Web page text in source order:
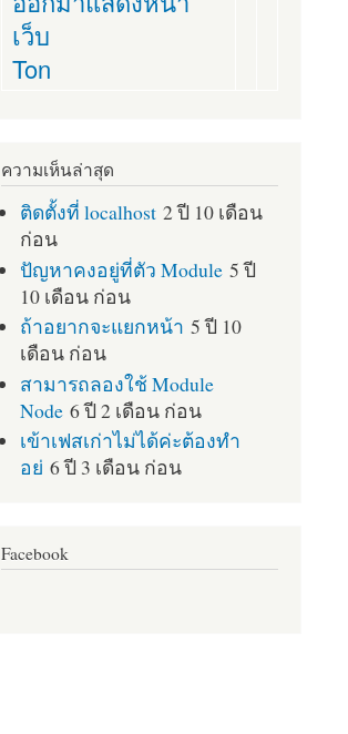
เว็บ
Ton
ความเห็นล่าสุด
ติดตั้งที่ localhost 2 ปี 10 เดือน
ก่อน
ปัญหาคงอยู่ที่ตัว Module 5 ปี
10 เดือน ก่อน
ถ้าอยากจะแยกหน้า 5 ปี 10
เดือน ก่อน
สามารถลองใช้ Module
Node 6 ปี 2 เดือน ก่อน
เข้าเฟสเก่าไม่ได้ค่ะต้องทำ
อย่ 6 ปี 3 เดือน ก่อน
Facebook